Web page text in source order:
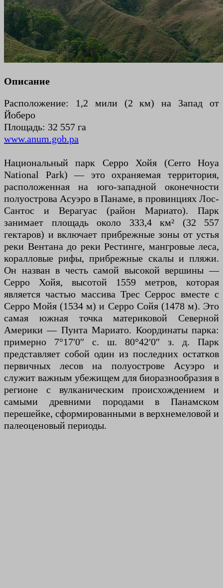
Описание
Расположение: 1,2 мили (2 км) на Запад от
Йоберо
Площадь: 32 557 га
www.anum.gob.pa
Национальный парк Серро Хойя (Cerro Hoya
National Park) — это охраняемая территория,
расположенная на юго-западной оконечности
полуострова Асуэро в Панаме, в провинциях Лос-
Сантос и Верагуас (район Мариато). Парк
занимает площадь около 333,4 км² (32 557
гектаров) и включает прибрежные зоны от устья
реки Вентана до реки Рестинге, мангровые леса,
коралловые рифы, прибрежные скалы и пляжи.
Он назван в честь самой высокой вершины —
Серро Хойя, высотой 1559 метров, которая
является частью массива Трес Серрос вместе с
Серро Мойя (1534 м) и Серро Сойя (1478 м). Это
самая южная точка материковой Северной
Америки — Пунта Мариато. Координаты парка:
примерно 7°17′0″ с. ш. 80°42′0″ з. д. Парк
представляет собой один из последних остатков
первичных лесов на полуострове Асуэро и
служит важным убежищем для биоразнообразия в
регионе с вулканическим происхождением и
самыми древними породами в Панамском
перешейке, сформированными в верхнемеловой и
палеоценовый периоды.